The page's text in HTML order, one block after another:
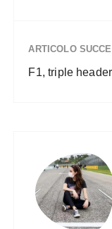
ARTICOLO
F1, triple